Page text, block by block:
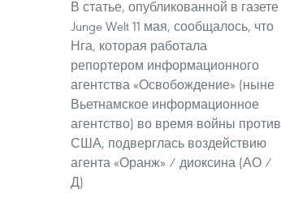
В статье, опубликованной в газете
Junge Welt 11 мая, сообщалось, что
Нга, которая работала
репортером информационного
агентства «Освобождение» (ныне
Вьетнамское информационное
агентство) во время войны против
США, подверглась воздействию
агента «Оранж» / диоксина (АО /
Д)